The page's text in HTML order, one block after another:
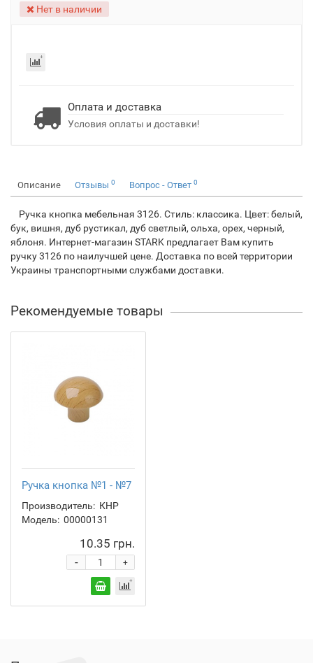
Нет в наличии
Оплата и доставка
Условия оплаты и доставки!
Описание Отзывы 0 Вопрос - Ответ 0
Ручка кнопка мебельная 3126. Стиль: классика. Цвет: белый,
бук, вишня, дуб рустикал, дуб светлый, ольха, орех, черный,
яблоня. Интернет-магазин STARK предлагает Вам купить
ручку 3126 по наилучшей цене. Доставка по всей территории
Украины транспортными службами доставки.
Рекомендуемые товары
Ручка кнопка №1 - №7
Производитель: КНР
Модель: 00000131
10.35 грн.
+
-